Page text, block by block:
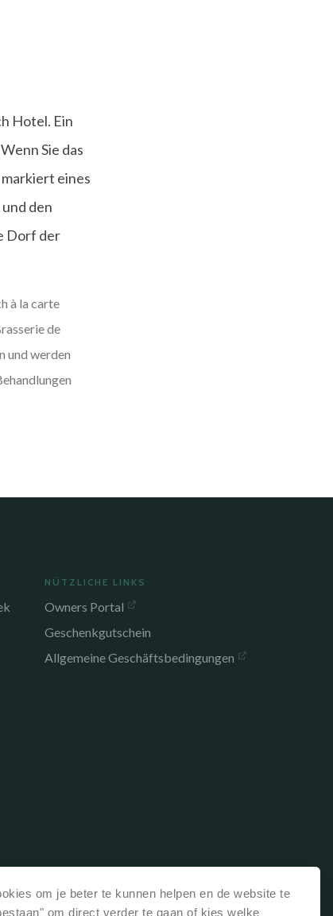
om je beter te kunnen helpen en de website te
om direct verder te gaan of kies welke
Hotel. Ein
Sie das
eines
den
Dorf der
à la carte
de
und werden
NÜTZLICHE LINKS
Owners Portal
Geschenkgutschein
Allgemeine Geschäftsbedingungen